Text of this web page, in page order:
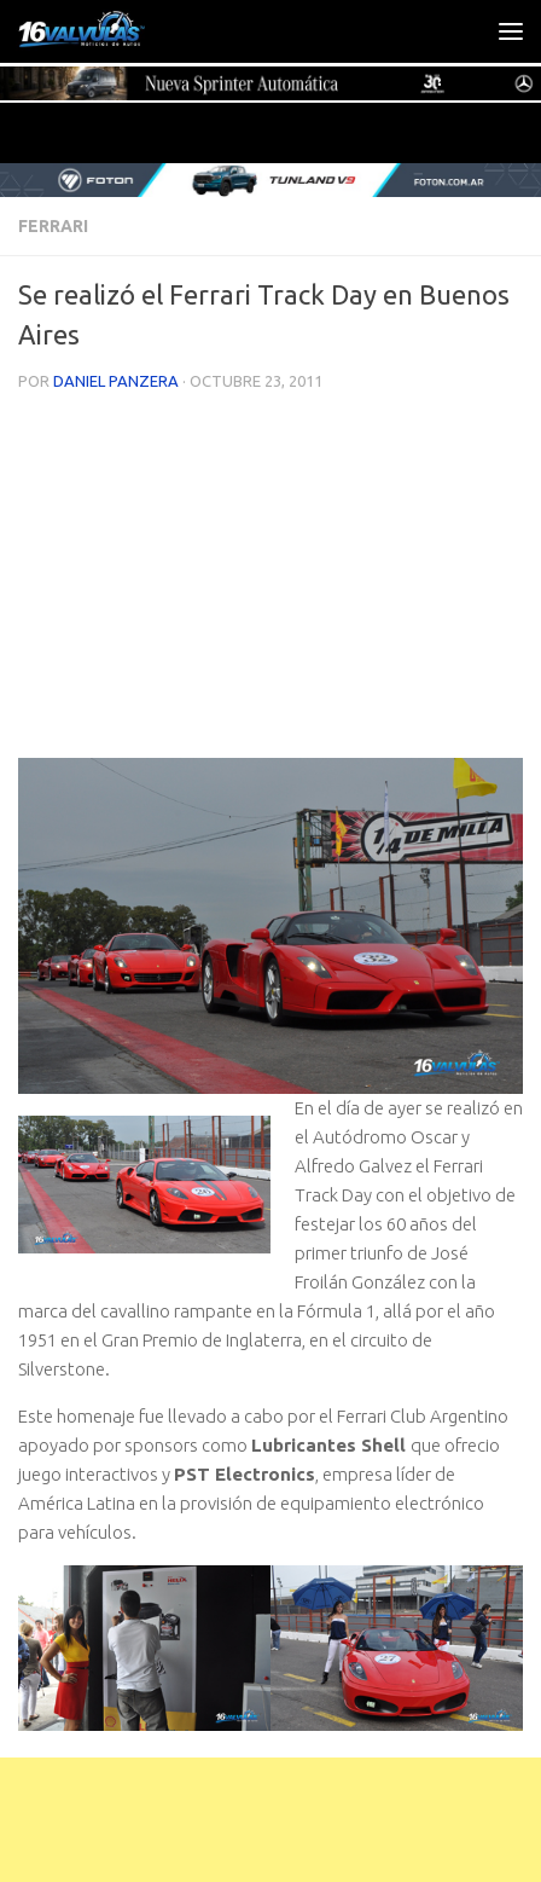
Saltar al contenido
FERRARI
Se realizó el Ferrari Track Day en Buenos
Aires
POR DANIEL PANZERA · OCTUBRE 23, 2011
En el día de ayer se realizó en
el Autódromo Oscar y
Alfredo Galvez el Ferrari
Track Day con el objetivo de
festejar los 60 años del
primer triunfo de José
Froilán González con la
marca del cavallino rampante en la Fórmula 1, allá por el año
1951 en el Gran Premio de Inglaterra, en el circuito de
Silverstone.
Este homenaje fue llevado a cabo por el Ferrari Club Argentino
apoyado por sponsors como Lubricantes Shell que ofrecio
juego interactivos y PST Electronics , empresa líder de
América Latina en la provisión de equipamiento electrónico
para vehículos.